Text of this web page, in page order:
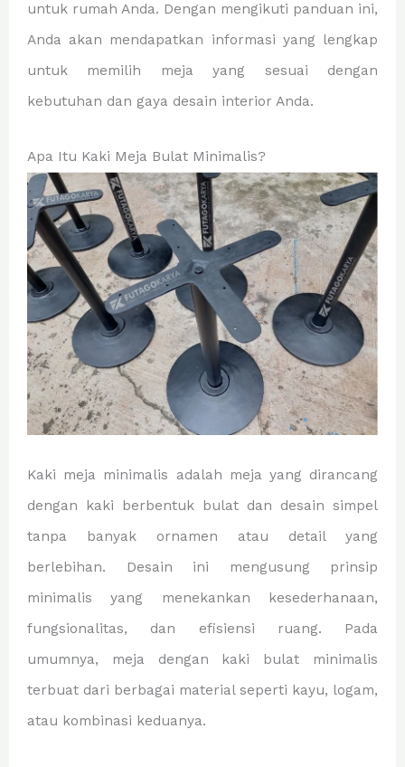
untuk rumah Anda. Dengan mengikuti panduan ini,
Anda akan mendapatkan informasi yang lengkap
untuk memilih meja yang sesuai dengan
kebutuhan dan gaya desain interior Anda.
Apa Itu Kaki Meja Bulat Minimalis?
Kaki meja minimalis adalah meja yang dirancang
dengan kaki berbentuk bulat dan desain simpel
tanpa banyak ornamen atau detail yang
berlebihan. Desain ini mengusung prinsip
minimalis yang menekankan kesederhanaan,
fungsionalitas, dan efisiensi ruang. Pada
umumnya, meja dengan kaki bulat minimalis
terbuat dari berbagai material seperti kayu, logam,
atau kombinasi keduanya.